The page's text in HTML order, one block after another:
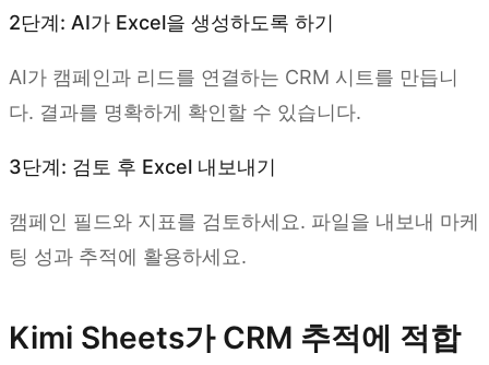
2단계: AI가 Excel을 생성하도록 하기
AI가 캠페인과 리드를 연결하는 CRM 시트를 만듭니
다. 결과를 명확하게 확인할 수 있습니다.
3단계: 검토 후 Excel 내보내기
캠페인 필드와 지표를 검토하세요. 파일을 내보내 마케
팅 성과 추적에 활용하세요.
Kimi Sheets가 CRM 추적에 적합